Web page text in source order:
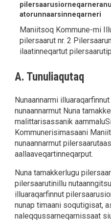
atorunnaarsinneqarneri
Maniitsoq Kommune-mi
pilersaarut nr. 2
ilaatinneqartut
A. Tunuliaqutaq
Nunaannarmi
nunaannarmut Nuna
malittarisassanik
Kommunerisimasaani
nunaannarmut
aallaaveqartinneqarput.
Nuna tamakkerlugu
pilersaarutinillu
illuaraqarfinnut
nunap timaani soqutigisat,
naleqqussarneqarnissaat